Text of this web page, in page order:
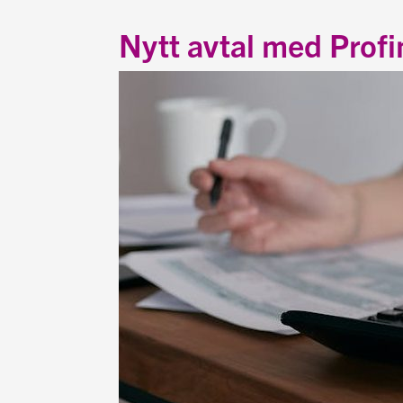
Nytt avtal med